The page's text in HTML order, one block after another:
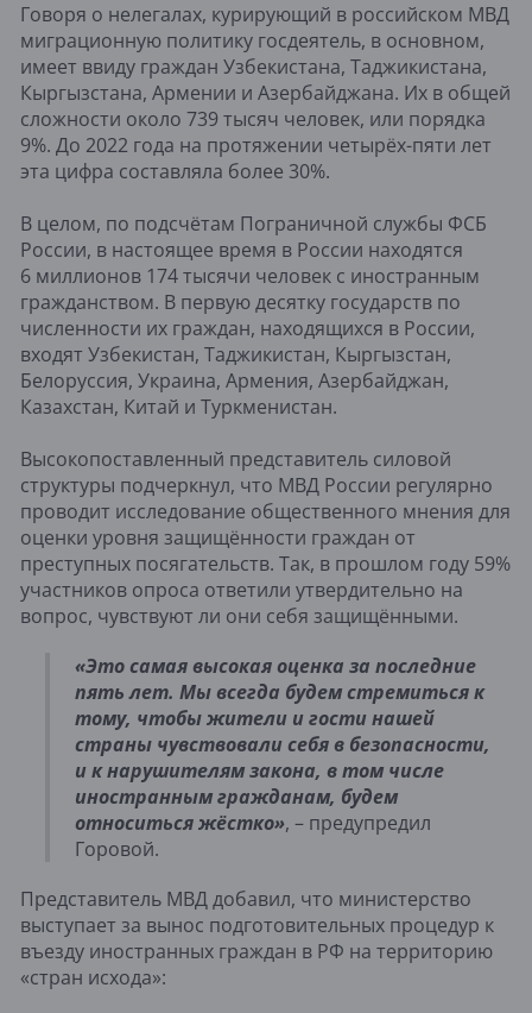
Говоря о нелегалах, курирующий в российском МВД
миграционную политику госдеятель, в основном,
имеет ввиду граждан Узбекистана, Таджикистана,
Кыргызстана, Армении и Азербайджана. Их в общей
сложности около 739 тысяч человек, или порядка
9%. До 2022 года на протяжении четырёх-пяти лет
эта цифра составляла более 30%.
В целом, по подсчётам Пограничной службы ФСБ
России, в настоящее время в России находятся
6 миллионов 174 тысячи человек с иностранным
гражданством. В первую десятку государств по
численности их граждан, находящихся в России,
входят Узбекистан, Таджикистан, Кыргызстан,
Белоруссия, Украина, Армения, Азербайджан,
Казахстан, Китай и Туркменистан.
Высокопоставленный представитель силовой
структуры подчеркнул, что МВД России регулярно
проводит исследование общественного мнения для
оценки уровня защищённости граждан от
преступных посягательств. Так, в прошлом году 59%
участников опроса ответили утвердительно на
вопрос, чувствуют ли они себя защищёнными.
«Это самая высокая оценка за последние
пять лет. Мы всегда будем стремиться к
тому, чтобы жители и гости нашей
страны чувствовали себя в безопасности,
и к нарушителям закона, в том числе
иностранным гражданам, будем
относиться жёстко», – предупредил
Горовой.
Представитель МВД добавил, что министерство
выступает за вынос подготовительных процедур к
въезду иностранных граждан в РФ на территорию
«стран исхода»: